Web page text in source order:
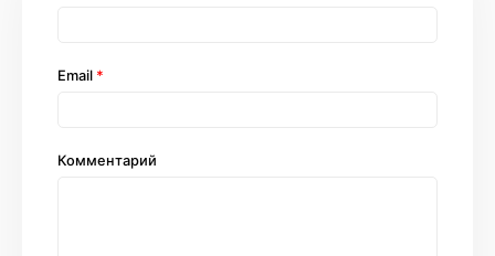
Комментарий
Email *